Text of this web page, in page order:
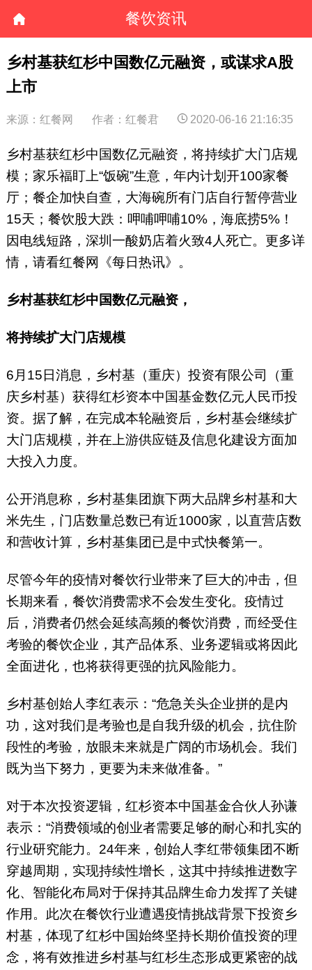
餐饮资讯
乡村基获红杉中国数亿元融资，或谋求A股
上市
来源：红餐网 作者：红餐君 2020-06-16 21:16:35
乡村基获红杉中国数亿元融资，将持续扩大门店规
模；家乐福盯上“饭碗”生意，年内计划开100家餐
厅；餐企加快自查，大海碗所有门店自行暂停营业
15天；餐饮股大跌：呷哺呷哺10%，海底捞5%！
因电线短路，深圳一酸奶店着火致4人死亡。更多详
情，请看红餐网《每日热讯》。
乡村基获红杉中国数亿元融资，
将持续扩大门店规模
6月15日消息，乡村基（重庆）投资有限公司（重
庆乡村基）获得红杉资本中国基金数亿元人民币投
资。据了解，在完成本轮融资后，乡村基会继续扩
大门店规模，并在上游供应链及信息化建设方面加
大投入力度。
公开消息称，乡村基集团旗下两大品牌乡村基和大
米先生，门店数量总数已有近1000家，以直营店数
和营收计算，乡村基集团已是中式快餐第一。
尽管今年的疫情对餐饮行业带来了巨大的冲击，但
长期来看，餐饮消费需求不会发生变化。疫情过
后，消费者仍然会延续高频的餐饮消费，而经受住
考验的餐饮企业，其产品体系、业务逻辑或将因此
全面进化，也将获得更强的抗风险能力。
乡村基创始人李红表示：“危急关头企业拼的是内
功，这对我们是考验也是自我升级的机会，抗住阶
段性的考验，放眼未来就是广阔的市场机会。我们
既为当下努力，更要为未来做准备。”
对于本次投资逻辑，红杉资本中国基金合伙人孙谦
表示：“消费领域的创业者需要足够的耐心和扎实的
行业研究能力。24年来，创始人李红带领集团不断
穿越周期，实现持续性增长，这其中持续推进数字
化、智能化布局对于保持其品牌生命力发挥了关键
作用。此次在餐饮行业遭遇疫情挑战背景下投资乡
村基，体现了红杉中国始终坚持长期价值投资的理
念，将有效推进乡村基与红杉生态形成更紧密的战